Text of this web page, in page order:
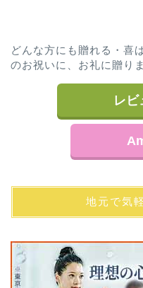
どんな方にも贈れる・喜
のお祝いに、お礼に贈り
レビ
地元で気